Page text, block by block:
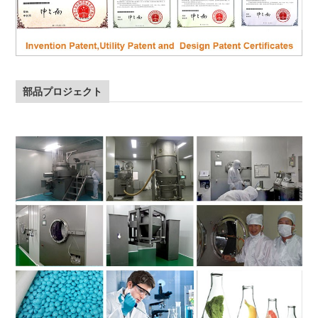
部品プロジェクト